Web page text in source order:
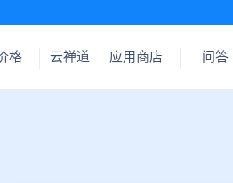
格 云禅道 应用商店 问答